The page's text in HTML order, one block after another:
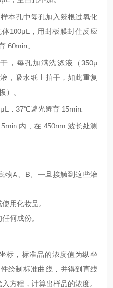
本孔中每孔加入辣根过氧化
体100μL
，用封板膜封住反应
60min。
，每孔加满洗涤液（350μ
，吸水纸上拍干，如此重复
）。
， 37℃避光孵育 15min。
内，在 450nm 波长处测
物A、B。一旦接触到这些液
用化妆品。
何成份。
标，标准品的浓度值为纵坐
绘制标准曲线，并得到直线
入方程，计算出样品的浓度。